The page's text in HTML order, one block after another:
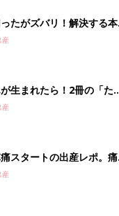
上が続々登場！Amazonの
）